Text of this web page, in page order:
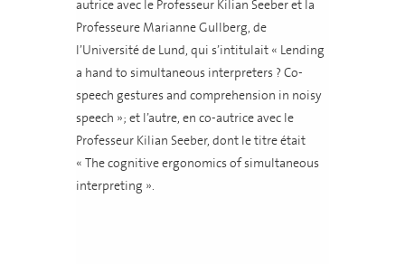
autrice avec le Professeur Kilian Seeber et la
Professeure Marianne Gullberg, de
l’Université de Lund, qui s’intitulait « Lending
a hand to simultaneous interpreters ? Co-
speech gestures and comprehension in noisy
speech »; et l’autre, en co-autrice avec le
Professeur Kilian Seeber, dont le titre était
« The cognitive ergonomics of simultaneous
interpreting ».